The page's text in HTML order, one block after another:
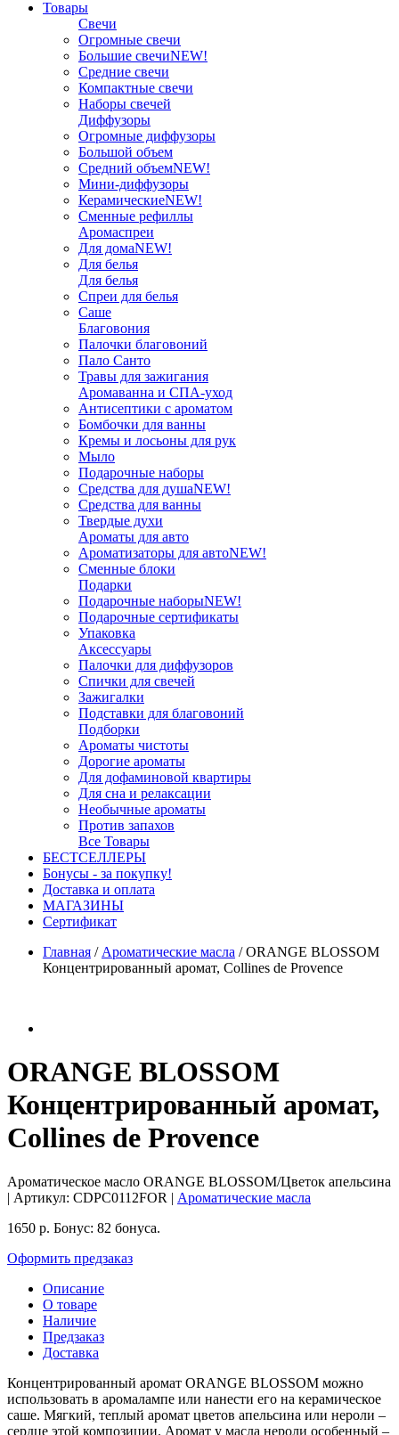
Товары
Свечи
Огромные свечи
Большие свечиNEW!
Средние свечи
Компактные свечи
Наборы свечей
Диффузоры
Огромные диффузоры
Большой объем
Средний объемNEW!
Мини-диффузоры
КерамическиеNEW!
Сменные рефиллы
Аромаспреи
Для домаNEW!
Для белья
Для белья
Спреи для белья
Саше
Благовония
Палочки благовоний
Пало Санто
Травы для зажигания
Аромаванна и СПА-уход
Антисептики с ароматом
Бомбочки для ванны
Кремы и лосьоны для рук
Мыло
Подарочные наборы
Средства для душаNEW!
Средства для ванны
Твердые духи
Ароматы для авто
Ароматизаторы для автоNEW!
Сменные блоки
Подарки
Подарочные наборыNEW!
Подарочные сертификаты
Упаковка
Аксессуары
Палочки для диффузоров
Спички для свечей
Зажигалки
Подставки для благовоний
Подборки
Ароматы чистоты
Дорогие ароматы
Для дофаминовой квартиры
Для сна и релаксации
Необычные ароматы
Против запахов
Все Товары
БЕСТСЕЛЛЕРЫ
Бонусы - за покупку!
Доставка и оплата
МАГАЗИНЫ
Cертификат
Главная / Ароматические масла /ORANGE BLOSSOM
Концентрированный аромат, Collines de Provence
ORANGE BLOSSOM
Концентрированный аромат,
Collines de Provence
Ароматическое масло ORANGE BLOSSOM/Цветок апельсина
| Артикул: CDPC0112FOR | Ароматические масла
1650 р. Бонус: 82 бонуса.
Оформить предзаказ
Описание
О товаре
Наличие
Предзаказ
Доставка
Концентрированный аромат ORANGE BLOSSOM можно
использовать в аромалампе или нанести его на керамическое
саше. Мягкий, теплый аромат цветов апельсина или нероли –
сердце этой композиции. Аромат у масла нероли особенный –